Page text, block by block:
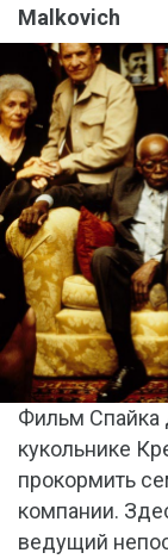
Malkovich
Фильм Спайка
кукольнике
прокормить
компании.
ведущий